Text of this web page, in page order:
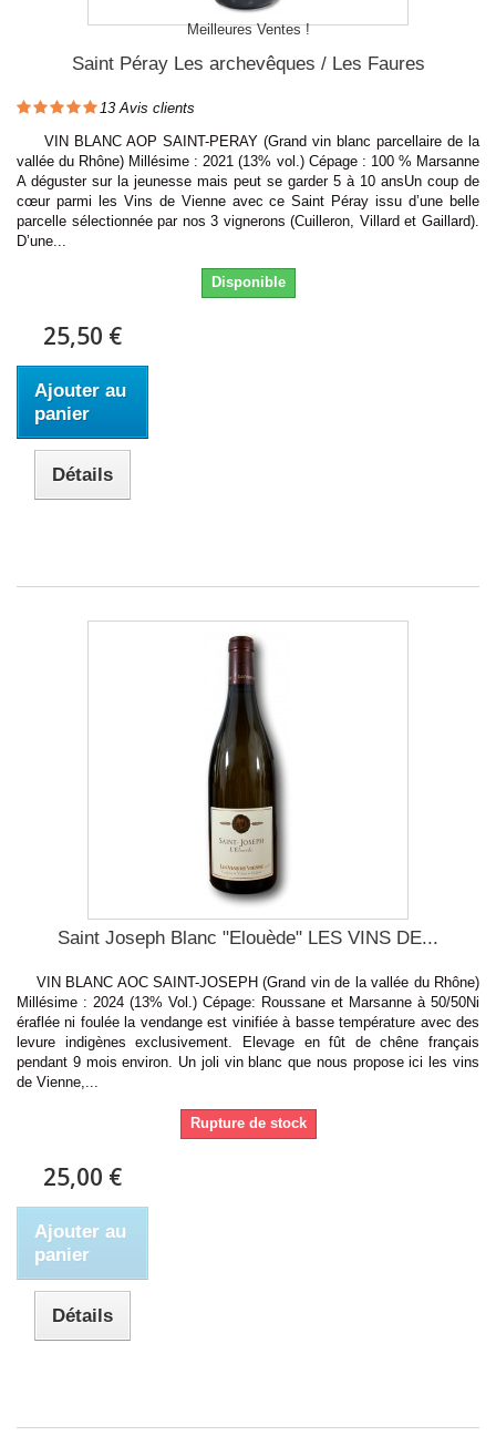
Meilleures Ventes !
Saint Péray Les archevêques / Les Faures
13 Avis clients
VIN BLANC AOP SAINT-PERAY (Grand vin blanc parcellaire de la
vallée du Rhône) Millésime : 2021 (13% vol.) Cépage : 100 % Marsanne
A déguster sur la jeunesse mais peut se garder 5 à 10 ansUn coup de
cœur parmi les Vins de Vienne avec ce Saint Péray issu d’une belle
parcelle sélectionnée par nos 3 vignerons (Cuilleron, Villard et Gaillard).
D’une...
Disponible
25,50 €
Ajouter au
panier
Détails
Saint Joseph Blanc "Elouède" LES VINS DE...
VIN BLANC AOC SAINT-JOSEPH (Grand vin de la vallée du Rhône)
Millésime : 2024 (13% Vol.) Cépage: Roussane et Marsanne à 50/50Ni
éraflée ni foulée la vendange est vinifiée à basse température avec des
levure indigènes exclusivement. Elevage en fût de chêne français
pendant 9 mois environ. Un joli vin blanc que nous propose ici les vins
de Vienne,...
Rupture de stock
25,00 €
Ajouter au
panier
Détails